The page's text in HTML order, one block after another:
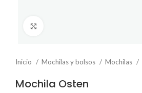
Inicio Mochilas y bolsos Mochilas
Mochila Osten